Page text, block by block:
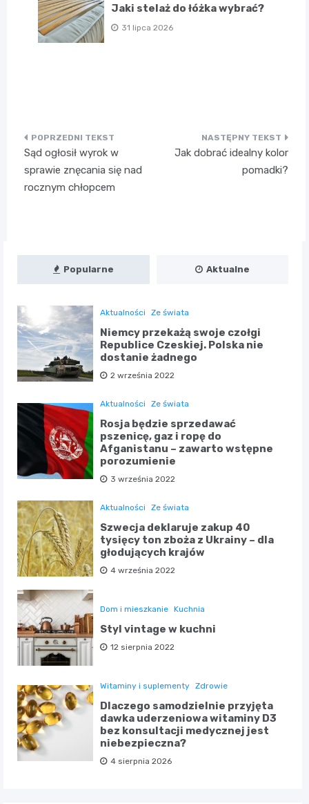
Jaki stelaż do łóżka wybrać?
31 lipca 2026
Nawigacja
wpisu
Sąd ogłosił wyrok w
sprawie znęcania się nad
rocznym chłopcem
Jak dobrać idealny kolor
pomadki?
Popularne Aktualne
Aktualności Ze świata
Niemcy przekażą swoje czołgi
Republice Czeskiej. Polska nie
dostanie żadnego
2 września 2022
Aktualności Ze świata
Rosja będzie sprzedawać
pszenicę, gaz i ropę do
Afganistanu – zawarto wstępne
porozumienie
3 września 2022
Aktualności Ze świata
Szwecja deklaruje zakup 40
tysięcy ton zboża z Ukrainy – dla
głodujących krajów
4 września 2022
Dom i mieszkanie Kuchnia
Styl vintage w kuchni
12 sierpnia 2022
Witaminy i suplementy Zdrowie
Dlaczego samodzielnie przyjęta
dawka uderzeniowa witaminy D3
bez konsultacji medycznej jest
niebezpieczna?
4 sierpnia 2026